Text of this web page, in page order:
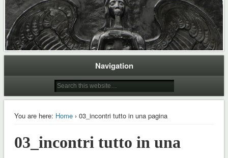
Navigation
You are here: Home› 03_incontri tutto in una pagina
03_incontri tutto in una